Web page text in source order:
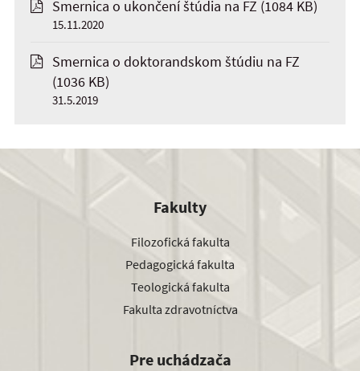
Smernica o ukončení štúdia na FZ (1084 KB)
15.11.2020
Smernica o doktorandskom štúdiu na FZ
(1036 KB)
31.5.2019
Fakulty
Filozofická fakulta
Pedagogická fakulta
Teologická fakulta
Fakulta zdravotníctva
Pre uchádzača